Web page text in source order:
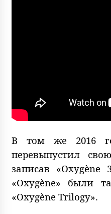
В том же 2016
перевыпустил
записав
«Oxygène» были
«Oxygène Trilogy».